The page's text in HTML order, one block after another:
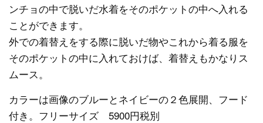
ンチョの中で脱いだ水着をそのポケットの中へ入れる
ことができます。
外での着替えをする際に脱いだ物やこれから着る服を
そのポケットの中に入れておけば、着替えもかなりス
ムース。
カラーは画像のブルーとネイビーの２色展開、フード
付き。フリーサイズ 5900円税別